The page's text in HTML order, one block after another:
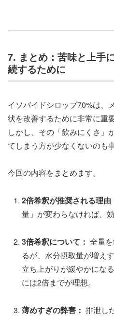
7. まとめ：苦味と上手
続するために
イソバイドシロップ70%は、
状を改善するために非常に重
しかし、その「飲みにくさ」
てしまう方が少なくないのも
今回の内容をまとめます。
2倍希釈が推奨される理由
量」が変わらなければ、
3倍希釈について： 全量
るが、水分摂取量が増え
立ち上がりが緩やかにな
には2倍までが理想。
薄めすぎの弊害： 排泄し